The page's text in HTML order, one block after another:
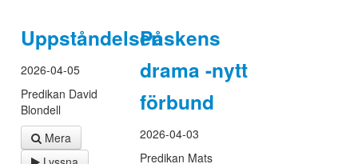
Uppståndelsen
2026-04-05
Predikan David
Blondell
Mera
Påskens
drama -nytt
förbund
2026-04-03
Predikan Mats